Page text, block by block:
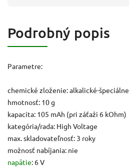
Podrobný popis
Parametre:
chemické zloženie: alkalické-špeciálne
hmotnosť: 10 g
kapacita: 105 mAh (pri záťaži 6 kOhm)
kategória/rada: High Voltage
max. skladovateľnosť: 3 roky
možnosť nabíjania: nie
napätie: 6 V